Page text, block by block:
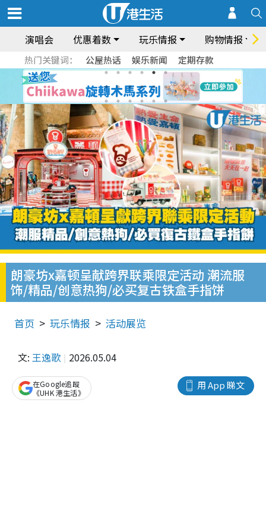
演唱会 优惠着数 玩乐情报 购物情报
热门关键词： 公屋热话 娱乐新闻 定期存款
朗豪坊x嘉顿呈献跨界联乘限定活动 潮流服
饰/精品/创意热狗/必买复古铁盒手指饼
首页 玩乐情报 活动展览
文: 王逸歌 2026.05.04
用 App 睇文
在Google追蹤
《UHK 港生活》